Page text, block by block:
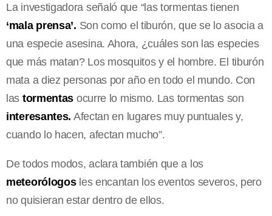
La investigadora señaló que “las tormentas tienen
‘mala prensa’. Son como el tiburón, que se lo asocia a
una especie asesina. Ahora, ¿cuáles son las especies
que más matan? Los mosquitos y el hombre. El tiburón
mata a diez personas por año en todo el mundo. Con
las tormentas ocurre lo mismo. Las tormentas son
interesantes. Afectan en lugares muy puntuales y,
cuando lo hacen, afectan mucho”.
De todos modos, aclara también que a los
meteorólogosles encantan los eventos severos, pero
no quisieran estar dentro de ellos.